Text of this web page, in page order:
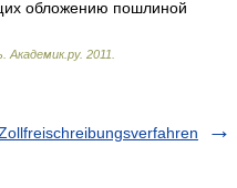
обложению пошлиной
Академик.ру. 2011